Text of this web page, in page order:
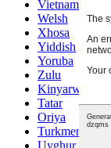
Vietnamese
Welsh
Xhosa
Yiddish
Yoruba
Zulu
Kinyarwanda
Tatar
Oriya
Turkmen
Uyghur